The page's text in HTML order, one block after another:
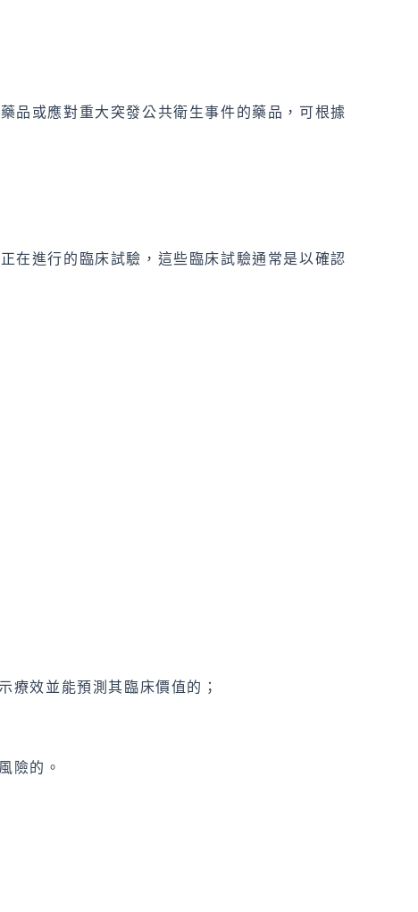
品或應對重大突發公共衛生事件的藥品，可根據
在進行的臨床試驗，這些臨床試驗通常是以確認
療效並能預測其臨床價值的；
險的。